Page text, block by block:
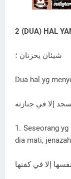
2 (DUA) HAL
شيئان يحزنان ؛
Dua hal yg
1. Seseorang
dia mati,